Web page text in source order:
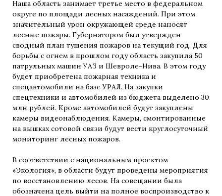
Наша область занимает третье место в федеральном
округе по площади лесных насаждений. При этом
значительный урон окружающей среде наносят
лесные пожары. Губернатором был утвержден
сводный план тушения пожаров на текущий год. Для
борьбы с огнем в прошлом году область закупила 50
патрульных машин УАЗ и Шевроле-Нива. В этом году
будет приобретена пожарная техника и
спецавтомобили на базе УРАЛ. На закупки
спецтехники и автомобилей из бюджета выделено 30
млн рублей. Кроме автомобилей будут закуплены
камеры видеонаблюдения. Камеры, смонтированные
на вышках сотовой связи будут вести круглосуточный
мониторинг лесных пожаров.
В соответствии с национальным проектом
«Экология», в области будут проведены мероприятия
по восстановлению лесов. На совещании была
обозначена цель выйти на полное воспроизводство к